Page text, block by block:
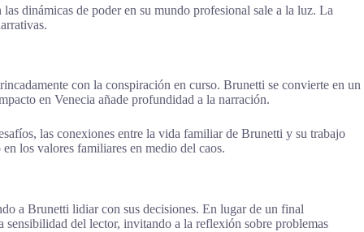
dinámicas de poder en su mundo profesional sale a la luz. La
con la conspiración en curso. Brunetti se convierte en un
en Venecia añade profundidad a la narración.
las conexiones entre la vida familiar de Brunetti y su trabajo
los valores familiares en medio del caos.
a Brunetti lidiar con sus decisiones. En lugar de un final
del lector, invitando a la reflexión sobre problemas